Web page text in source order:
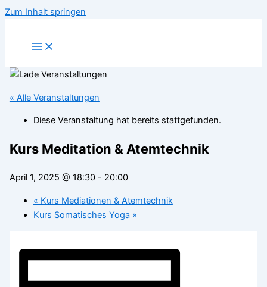
Zum Inhalt springen
« Alle Veranstaltungen
Diese Veranstaltung hat bereits stattgefunden.
Kurs Meditation & Atemtechnik
April 1, 2025 @ 18:30- 20:00
« Kurs Mediationen & Atemtechnik
Kurs Somatisches Yoga »